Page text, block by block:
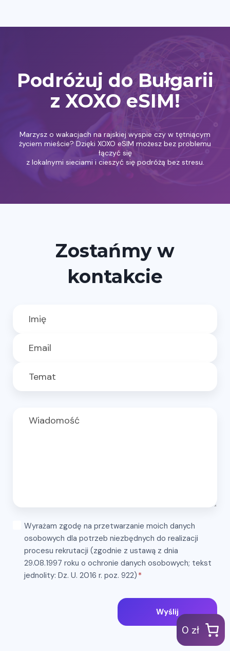
Podróżuj do Bułgarii
z XOXO eSIM!
Marzysz o wakacjach na rajskiej wyspie czy w tętniącym
życiem mieście? Dzięki XOXO eSIM możesz bez problemu
łączyć się
z lokalnymi sieciami i cieszyć się podróżą bez stresu.
Zostańmy w
kontakcie
Wyrażam zgodę na przetwarzanie moich danych
osobowych dla potrzeb niezbędnych do realizacji
procesu rekrutacji (zgodnie z ustawą z dnia
29.08.1997 roku o ochronie danych osobowych; tekst
jednolity: Dz. U. 2016 r. poz. 922) *
Wyślij
0 zł